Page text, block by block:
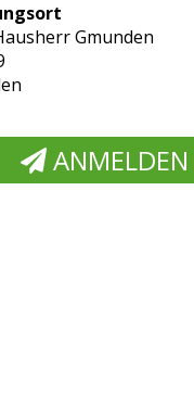
Gmunden
ANMELDEN